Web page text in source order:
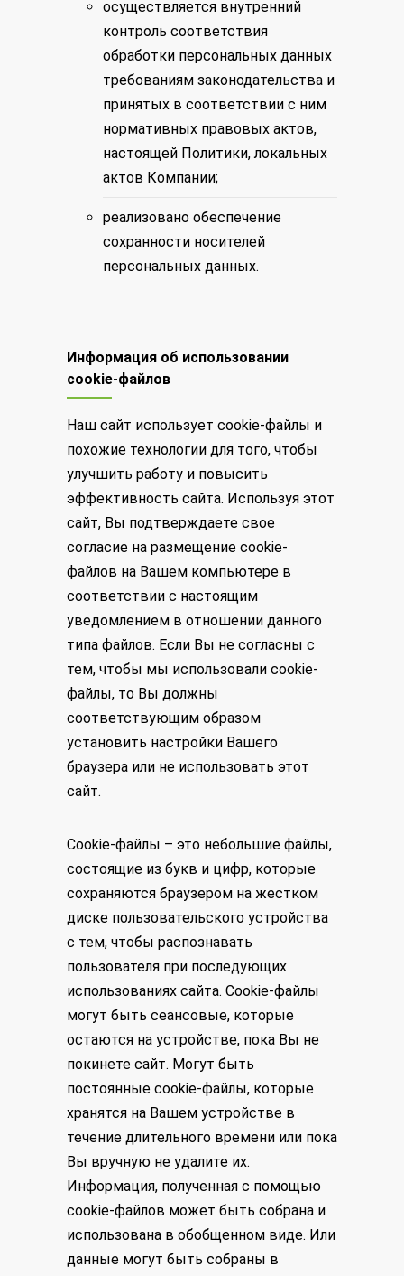
осуществляется внутренний
контроль соответствия
обработки персональных данных
требованиям законодательства и
принятых в соответствии с ним
нормативных правовых актов,
настоящей Политики, локальных
актов Компании;
реализовано обеспечение
сохранности носителей
персональных данных.
Информация об использовании
cookie-файлов
Наш сайт использует cookie-файлы и
похожие технологии для того, чтобы
улучшить работу и повысить
эффективность сайта. Используя этот
сайт, Вы подтверждаете свое
согласие на размещение cookie-
файлов на Вашем компьютере в
соответствии с настоящим
уведомлением в отношении данного
типа файлов. Если Вы не согласны с
тем, чтобы мы использовали cookie-
файлы, то Вы должны
соответствующим образом
установить настройки Вашего
браузера или не использовать этот
сайт.
Cookie-файлы – это небольшие файлы,
состоящие из букв и цифр, которые
сохраняются браузером на жестком
диске пользовательского устройства
с тем, чтобы распознавать
пользователя при последующих
использованиях сайта. Cookie-файлы
могут быть сеансовые, которые
остаются на устройстве, пока Вы не
покинете сайт. Могут быть
постоянные cookie-файлы, которые
хранятся на Вашем устройстве в
течение длительного времени или пока
Вы вручную не удалите их.
Информация, полученная с помощью
cookie-файлов может быть собрана и
использована в обобщенном виде. Или
данные могут быть собраны в